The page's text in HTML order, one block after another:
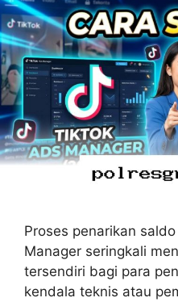
Proses penarikan
Manager seringkali
tersendiri bagi para
kendala teknis atau